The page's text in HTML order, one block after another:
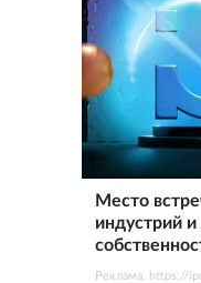
Место
индустрий
Реклама. https://